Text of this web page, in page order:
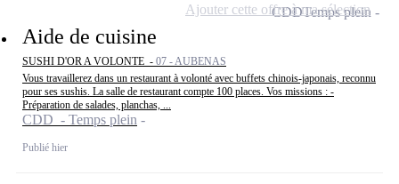
Aide de cuisine
SUSHI D'OR A VOLONTE - 07 - AUBENAS
Vous travaillerez dans un restaurant à volonté avec buffets chinois-japonais, reconnu
pour ses sushis. La salle de restaurant compte 100 places. Vos missions : -
Préparation de salades, planchas, ...
CDD - Temps plein
Publié hier
CDDTemps plein
Ajouter cette offre à ma sélection